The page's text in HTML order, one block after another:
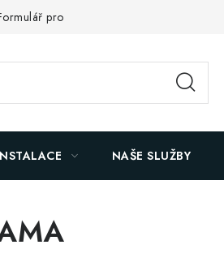
pro odstoupení od smlouvy
NAŠE SLUŽBY